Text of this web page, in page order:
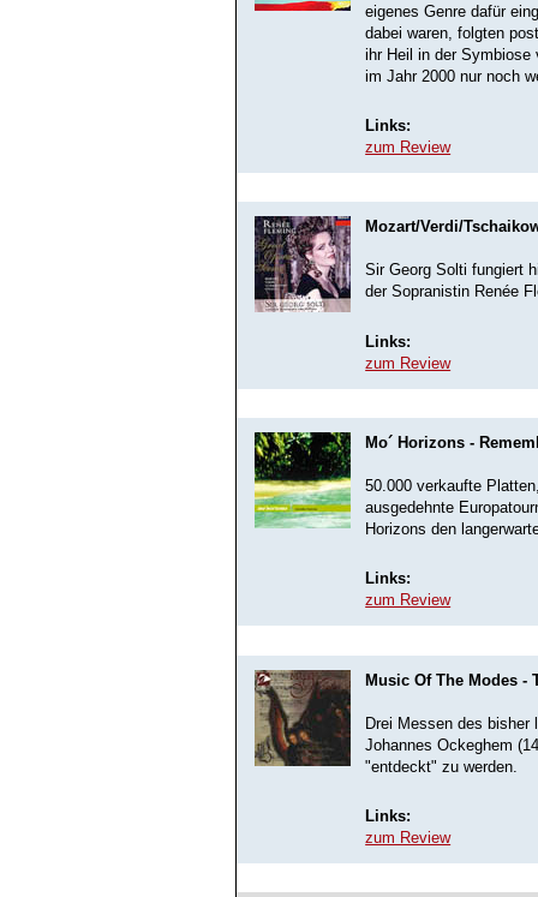
eigenes Genre dafür
dabei waren, folgten
ihr Heil in der Symbiose
im Jahr 2000 nur noch
Links:
zum Review
Mozart/Verdi/
Sir Georg Solti fungiert
der Sopranistin Renée
Links:
zum Review
Mo´ Horizons -
50.000 verkaufte
ausgedehnte
Horizons den
Links:
zum Review
Music Of The Modes -
Drei Messen des bisher
Johannes Ockeghem
"entdeckt" zu werden.
Links:
zum Review